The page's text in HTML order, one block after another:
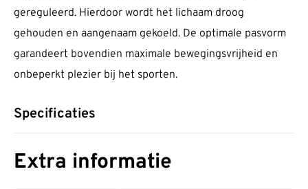
gereguleerd. Hierdoor wordt het lichaam droog
gehouden en aangenaam gekoeld. De optimale pasvorm
garandeert bovendien maximale bewegingsvrijheid en
onbeperkt plezier bij het sporten.
Specificaties
Extra informatie